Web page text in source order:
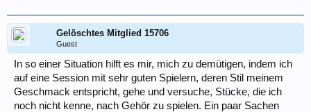
Gelöschtes Mitglied 15706
Guest
In so einer Situation hilft es mir, mich zu demütigen, indem ich
auf eine Session mit sehr guten Spielern, deren Stil meinem
Geschmack entspricht, gehe und versuche, Stücke, die ich
noch nicht kenne, nach Gehör zu spielen. Ein paar Sachen